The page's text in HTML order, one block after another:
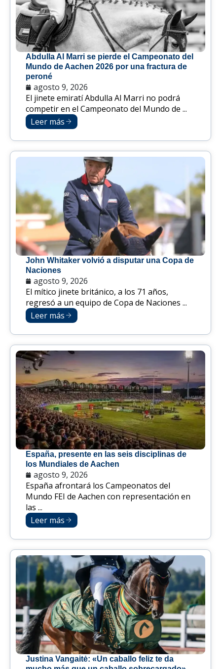
Abdulla Al Marri se pierde el Campeonato del
Mundo de Aachen 2026 por una fractura de
peroné
agosto 9, 2026
El jinete emiratí Abdulla Al Marri no podrá
competir en el Campeonato del Mundo de ...
Leer más
John Whitaker volvió a disputar una Copa de
Naciones
agosto 9, 2026
El mítico jinete británico, a los 71 años,
regresó a un equipo de Copa de Naciones ...
Leer más
España, presente en las seis disciplinas de
los Mundiales de Aachen
agosto 9, 2026
España afrontará los Campeonatos del
Mundo FEI de Aachen con representación en
las ...
Leer más
Justina Vangaitė: «Un caballo feliz te da